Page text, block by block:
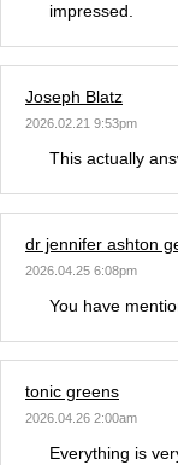
impressed.
Joseph Blatz
2026.02.21 9:53pm
This actually
dr jennifer ashton
2026.04.25 6:08pm
You have
tonic greens
2026.04.26 2:00am
Everything is